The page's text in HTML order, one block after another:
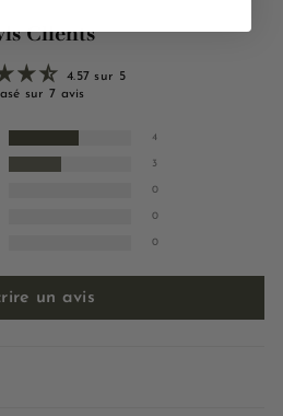
Clients
4.57 sur 5
sur 7 avis
4
3
0
0
0
un avis